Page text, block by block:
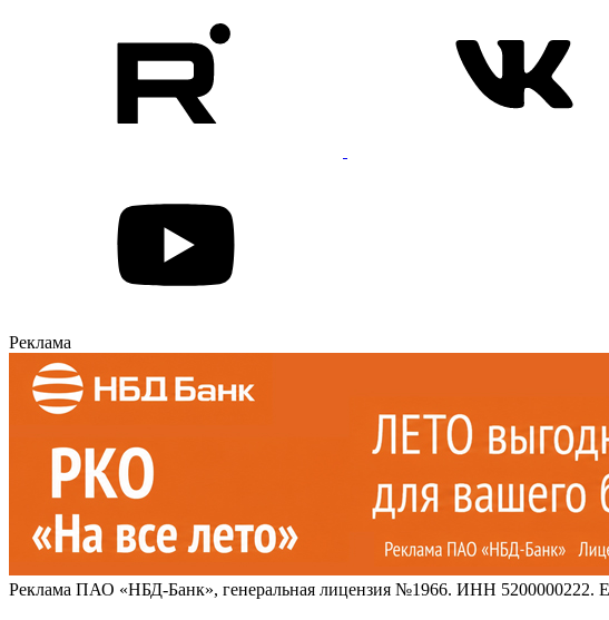
Реклама
Реклама ПАО «НБД-Банк», генеральная лицензия №1966. ИНН 5200000222.